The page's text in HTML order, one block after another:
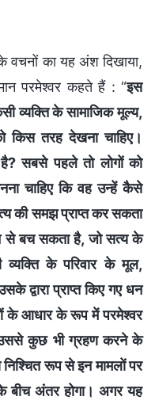
वचनों का यह अंश दिखाया,
परमेश्वर कहते हैं : “इस
व्यक्ति के सामाजिक मूल्य,
किस तरह देखना चाहिए।
सबसे पहले तो लोगों को
चाहिए कि वह उन्हें कैसे
की समझ प्राप्त कर सकता
से बच सकता है, जो सत्य के
व्यक्ति के परिवार के मूल,
द्वारा प्राप्त किए गए धन
के आधार के रूप में परमेश्वर
कुछ भी ग्रहण करने के
रूप से इन मामलों पर
के बीच अंतर होगा। अगर यह